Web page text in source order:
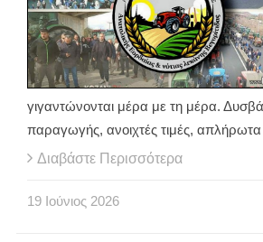
γιγαντώνονται μέρα με τη μέρα.
παραγωγής, ανοιχτές τιμές, απλήρωτα
Διαβάστε Περισσότερα
19 Ιούνιος 2026